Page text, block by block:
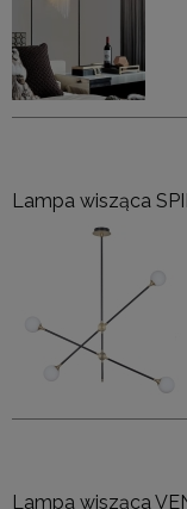
Lampa wisząca
Lampa wisząca